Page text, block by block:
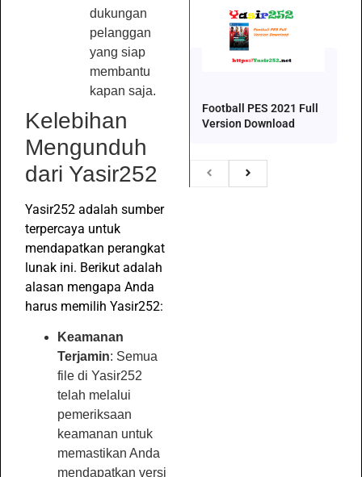
dukungan
pelanggan
yang siap
membantu
kapan saja.
Kelebihan
Mengunduh
dari Yasir252
Yasir252 adalah sumber
terpercaya untuk
mendapatkan perangkat
lunak ini. Berikut adalah
alasan mengapa Anda
harus memilih Yasir252:
Keamanan
Terjamin: Semua
file di Yasir252
telah melalui
pemeriksaan
keamanan untuk
memastikan Anda
mendapatkan versi
Football PES 2021 Full
Version Download